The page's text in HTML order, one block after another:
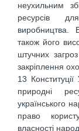
неухильним
ресурсів
виробництва.
також його
штучних
закріплення
13
природні
українського
право
власності